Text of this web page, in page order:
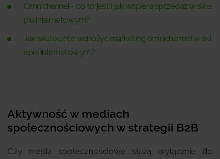
Omnichannel - co to jest i jak wspiera sprzedaż w skle
pie internetowym?
Jak skutecznie wdrożyć marketing omnichannel w skl
epie internetowym?
Aktywność w mediach
społecznościowych w strategii B2B
Czy media społecznościowe służą wyłącznie do